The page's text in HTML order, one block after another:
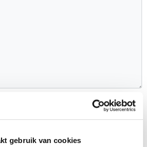
gebruik van cookies